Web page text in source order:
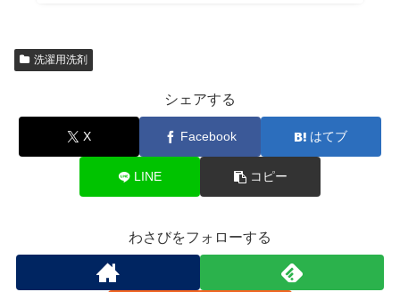
洗濯用洗剤
シェアする
X Facebook はてブ
LINE コピー
わさびをフォローする